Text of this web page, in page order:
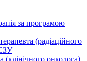
за програмою
(радіаційного
(клінічного онколога)